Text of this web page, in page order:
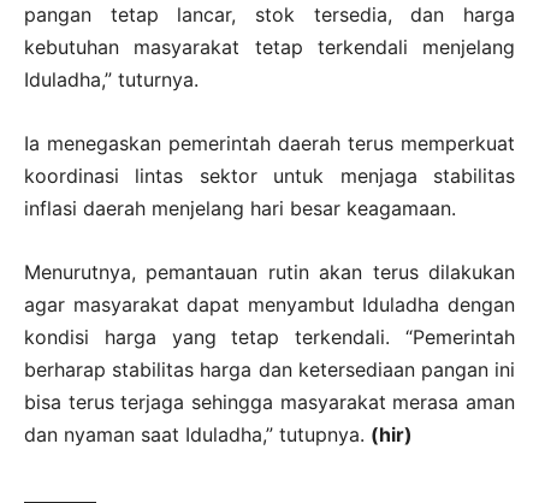
pangan tetap lancar, stok tersedia, dan harga
kebutuhan masyarakat tetap terkendali menjelang
Iduladha,” tuturnya.
Ia menegaskan pemerintah daerah terus memperkuat
koordinasi lintas sektor untuk menjaga stabilitas
inflasi daerah menjelang hari besar keagamaan.
Menurutnya, pemantauan rutin akan terus dilakukan
agar masyarakat dapat menyambut Iduladha dengan
kondisi harga yang tetap terkendali. “Pemerintah
berharap stabilitas harga dan ketersediaan pangan ini
bisa terus terjaga sehingga masyarakat merasa aman
dan nyaman saat Iduladha,” tutupnya. (hir)